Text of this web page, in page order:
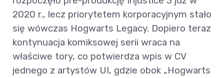
2020 r., lecz priorytetem korporacyjnym stało
się wówczas Hogwarts Legacy. Dopiero teraz
kontynuacja komiksowej serii wraca na
właściwe tory, co potwierdza wpis w CV
jednego z artystów UI, gdzie obok „Hogwarts